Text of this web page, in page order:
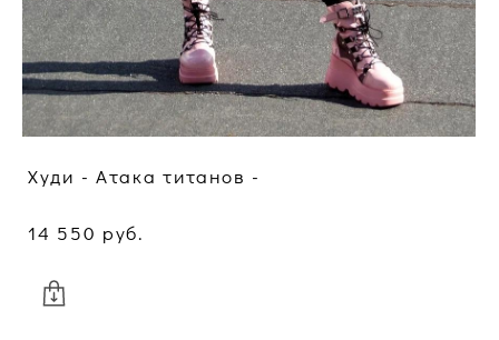
Худи - Атака титанов -
14 550 pуб.